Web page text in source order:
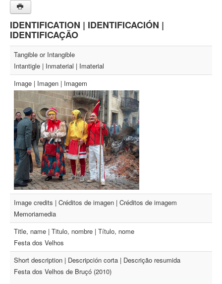
IDENTIFICATION | IDENTIFICACIÓN |
IDENTIFICAÇÃO
Tangible or Intangible
Intantigle | Inmaterial | Imaterial
Image | Imagen | Imagem
Image credits | Créditos de imagen | Créditos de imagem
Memoriamedia
Title, name | Titulo, nombre | Título, nome
Festa dos Velhos
Short description | Descripción corta | Descrição resumida
Festa dos Velhos de Bruçó (2010)